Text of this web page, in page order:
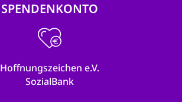
SPENDENKONTO
Hoffnungszeichen e.V.
SozialBank